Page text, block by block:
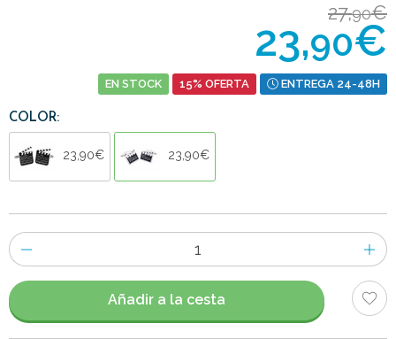
27,90€
23,90€
EN STOCK 15% OFERTA ENTREGA 24-48H
COLOR:
23,90€ 23,90€
Número
de
artículos
Añadir a la cesta